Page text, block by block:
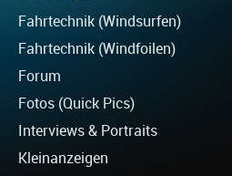
Fahrtechnik (Windsurfen)
Fahrtechnik (Windfoilen)
Forum
Fotos (Quick Pics)
Interviews & Portraits
Kleinanzeigen